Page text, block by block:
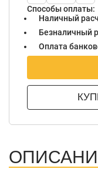
Способы оплаты:
Наличный
Безналичный
Оплата